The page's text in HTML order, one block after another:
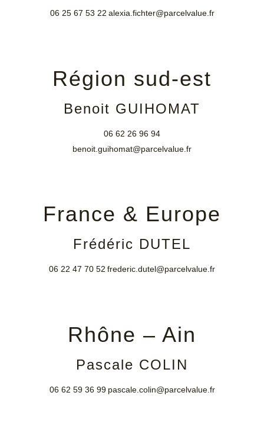
06 25 67 53 22 alexia.fichter@parcelvalue.fr
Région sud-est
Benoit GUIHOMAT
06 62 26 96 94
benoit.guihomat@parcelvalue.fr
France & Europe
Frédéric DUTEL
06 22 47 70 52 frederic.dutel@parcelvalue.fr
Rhône – Ain
Pascale COLIN
06 62 59 36 99 pascale.colin@parcelvalue.fr